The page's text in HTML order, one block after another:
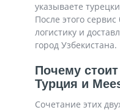
указываете
После этого
логистику и
город Узбекистана.
Почему
Турция и
Сочетание этих